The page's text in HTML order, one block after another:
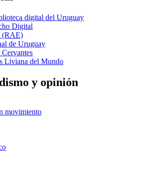
digital del Uruguay
Digital
(RAE)
de Uruguay
Liviana del Mundo
y opinión
movimiento